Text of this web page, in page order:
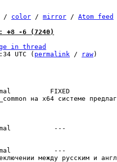
/ color / mirror / Atom feed
+8 -6 (7240)
in thread
UTC ( permalink / raw)
на x64 системе
между русским и